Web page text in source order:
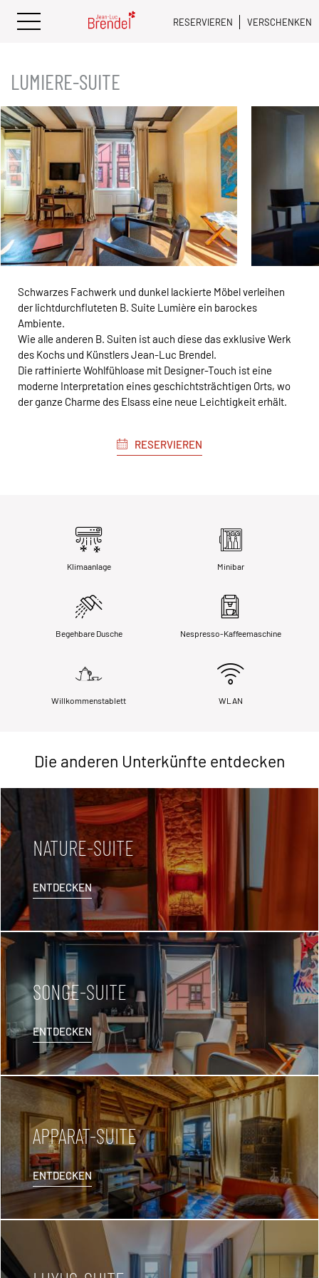
RESERVIEREN VERSCHENKEN
LUMIERE-SUITE
Schwarzes Fachwerk und dunkel lackierte Möbel verleihen
der lichtdurchfluteten B. Suite Lumière ein barockes
Ambiente.
Wie alle anderen B. Suiten ist auch diese das exklusive Werk
des Kochs und Künstlers Jean-Luc Brendel.
Die raffinierte Wohlfühloase mit Designer-Touch ist eine
moderne Interpretation eines geschichtsträchtigen Orts, wo
der ganze Charme des Elsass eine neue Leichtigkeit erhält.
RESERVIEREN
Klimaanlage Minibar
Begehbare Dusche Nespresso-Kaffeemaschine
Willkommenstablett WLAN
Die anderen Unterkünfte entdecken
NATURE-SUITE
ENTDECKEN
SONGE-SUITE
ENTDECKEN
APPARAT-SUITE
ENTDECKEN